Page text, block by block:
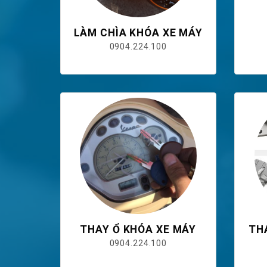
LÀM CHÌA KHÓA XE MÁY
0904.224.100
THAY Ổ KHÓA XE MÁY
0904.224.100